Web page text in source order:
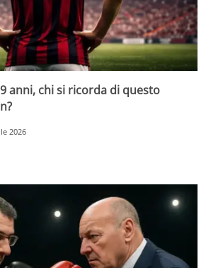
anni, chi si ricorda di questo
2026